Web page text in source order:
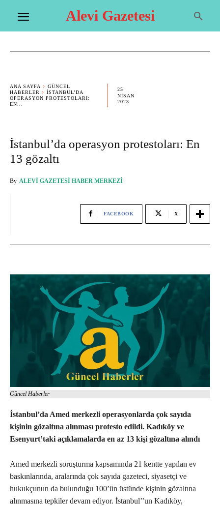
Alevi Gazetesi
ANA SAYFA
GÜNCEL
HABERLER
İSTANBUL’DA
OPERASYON PROTESTOLARI:
EN...
25
NISAN
2023
İstanbul’da operasyon protestoları: En
13 gözaltı
By ALEVI GAZETESI HABER MERKEZI
FACEBOOK X
Güncel Haberler
İstanbul’da Amed merkezli operasyonlarda çok sayıda
kişinin gözaltına alınması protesto edildi. Kadıköy ve
Esenyurt’taki açıklamalarda en az 13 kişi gözaltına alındı
Amed merkezli soruşturma kapsamında 21 kentte yapılan ev
baskınlarında, aralarında çok sayıda gazeteci, siyasetçi ve
hukukçunun da bulunduğu 100’ün üstünde kişinin gözaltına
alınmasına tepkiler devam ediyor. İstanbul’’un Kadıköy,